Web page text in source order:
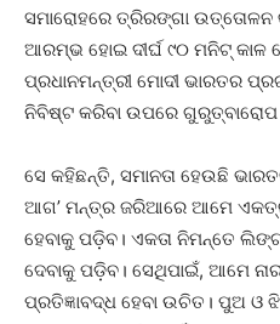
ସମାରୋହରେ ତ୍ରିରଙ୍ଗା
ଆରମ୍ଭ ହୋଇ ଦୀର୍ଘ ୯୦ ମନିଟ୍‌ କାଳ
ପ୍ରଧାନମନ୍ତ୍ରୀ ମୋଦୀ ଭାରତର
ନିବିଷ୍ଟ କରିବା ଉପରେ
ସେ କହିଛନ୍ତି, ସମାନତା ହେଉଛି
ଆଗ’ ମନ୍ତ୍ର ଜରିଆରେ ଆମେ
ହେବାକୁ ପଡ଼ିବ। ଏକତା ନିମନ୍ତେ
ଦେବାକୁ ପଡ଼ିବ। ସେଥିପାଇଁ, ଆମେ
ପ୍ରତିଜ୍ଞାବଦ୍ଧ ହେବା ଉଚିତ। ପୁଅ ଓ